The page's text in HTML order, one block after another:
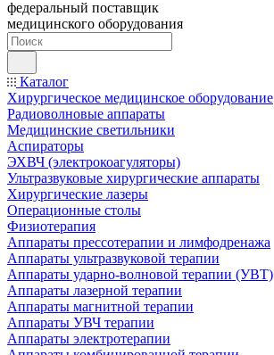
федеральный поставщик
медицинского оборудования
Каталог
Хирургическое медицинское оборудование
Радиоволновые аппараты
Медицинские светильники
Аспираторы
ЭХВЧ (электрокоагуляторы)
Ультразвуковые хирургические аппараты
Хирургические лазеры
Операционные столы
Физиотерапия
Аппараты прессотерапии и лимфодренажа
Аппараты ультразвуковой терапии
Аппараты ударно-волновой терапии (УВТ)
Аппараты лазерной терапии
Аппараты магнитной терапии
Аппараты УВЧ терапии
Аппараты электротерапии